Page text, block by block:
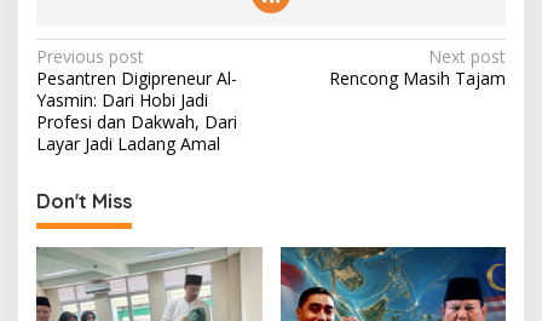
P
o
s
t
n
a
v
i
Previous post
Pesantren Digipreneur Al-
Yasmin: Dari Hobi Jadi
Profesi dan Dakwah, Dari
Layar Jadi Ladang Amal
Next post
Rencong Masih Tajam
Don't Miss